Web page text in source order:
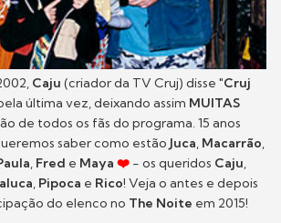
Caju (criador da TV Cruj) disse "Cruj
última vez, deixando assim MUITAS
de todos os fãs do programa. 15 anos
saber como estão Juca, Macarrão,
, Fred e Maya ❤️ - os queridos Caju,
, Pipoca e Rico! Veja o antes e depois
do elenco no The Noite em 2015!